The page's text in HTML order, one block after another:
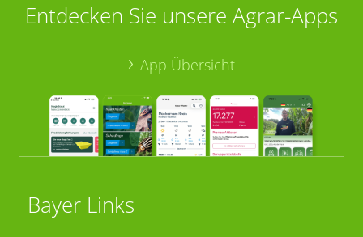
Entdecken Sie unsere Agrar-Apps
App Übersicht
Bayer Links